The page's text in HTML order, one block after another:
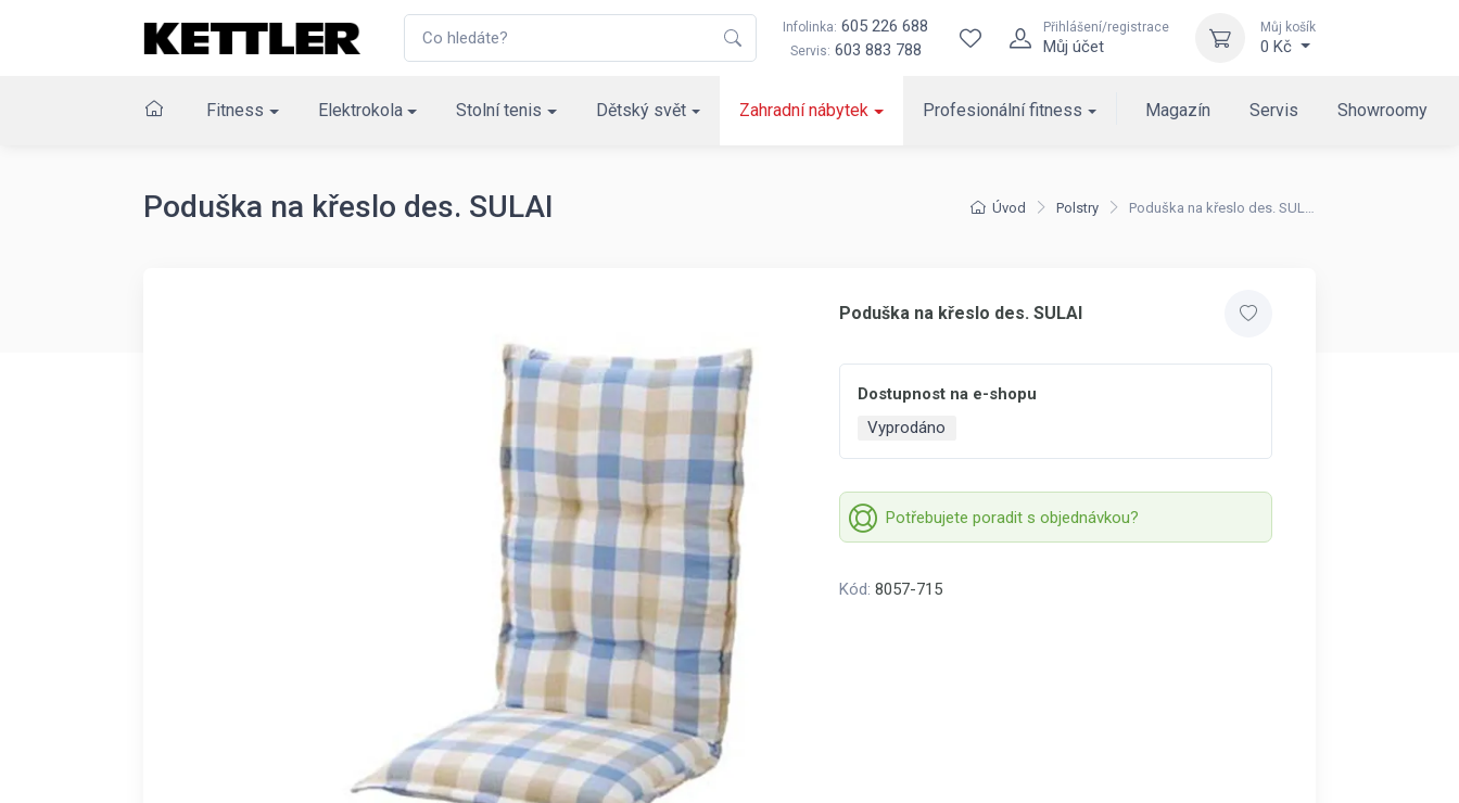
Infolinka: 605 226 688
Servis: 603 883 788
Přihlášení/registrace
Můj účet
Můj košík
0 Kč
Fitness Elektrokola Stolní tenis Dětský svět Zahradní nábytek Profesionální fitness Magazín Servis Showroomy
Úvod Polstry Poduška na křeslo des. SULAI
Poduška na křeslo des. SULAI
Poduška na křeslo des. SULAI
Dostupnost na e-shopu
Vyprodáno
Potřebujete poradit s objednávkou?
Kód: 8057-715